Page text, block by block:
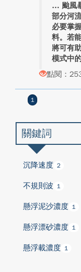
颱風
部分河
必要掌
料。若
將可有
模式中
點閱：
1
關鍵詞
沉降速度 2
不規則波 1
懸浮泥沙濃度 1
懸浮漂砂濃度 1
懸浮載濃度 1